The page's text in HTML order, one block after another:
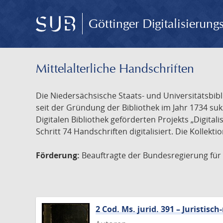
Göttinger
Mittelalterliche Handschriften
Die Niedersächsische Staats- und
seit der Gründung der Bibliothek im Jahr 1734
Digitalen Bibliothek geförderten Projekts
Schritt 74 Handschriften digitalisiert. Die
Förderung: Beauftragte der Bundesregierung
2 Cod. Ms. jurid. 391 –